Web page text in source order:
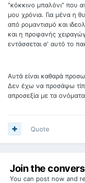
"κόκκινο μπαλόνι" που
μου χρόνια. Για μένα η
από ρομαντισμό και
και η προφανής
εντάσσεται σ' αυτό το
Αυτά είναι καθαρά
Δεν έχω να προσάψω
απροσεξία με τα
Quote
Join the
You can post now and